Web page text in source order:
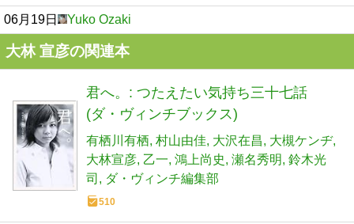
06月19日 Yuko Ozaki
大林 宣彦の関連本
君へ。: つたえたい気持ち三十七話
(ダ・ヴィンチブックス)
有栖川有栖 村山由佳 大沢在昌
大槻ケンヂ
大林宣彦 乙一 鴻上尚史 瀬名秀明 鈴木光
司
ダ・ヴィンチ編集部
510